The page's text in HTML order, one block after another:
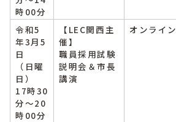
時00分
令和5
年3月5
日
（日曜
日）
17時30
分～20
時00分
【LEC関西主
催】
職員採用試験
説明会＆市長
講演
オンライン